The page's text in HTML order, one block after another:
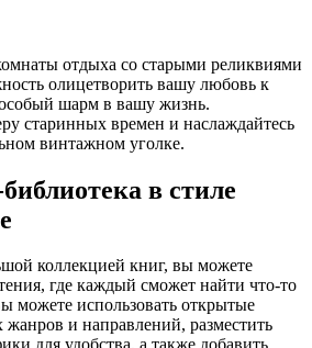
отдыха со старыми реликвиями
олицетворить вашу любовь к
шарм в вашу жизнь.
старинных времен и наслаждайтесь
винтажном уголке.
в стиле
коллекцией книг, вы можете
где каждый сможет найти что-то
можете использовать открытые
и направлений, разместить